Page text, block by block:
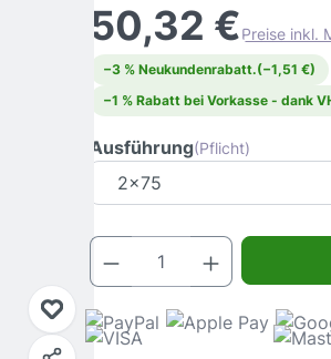
50,32 €Preise inkl.
−3 % Neukundenrabatt.(−1,51 €)
−1 % Rabatt bei Vorkasse - dank
Ausführung(Pflicht)
Produkt